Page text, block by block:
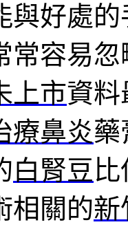
與好處
常容易
上市資料
療鼻炎藥
白腎豆
相關的新